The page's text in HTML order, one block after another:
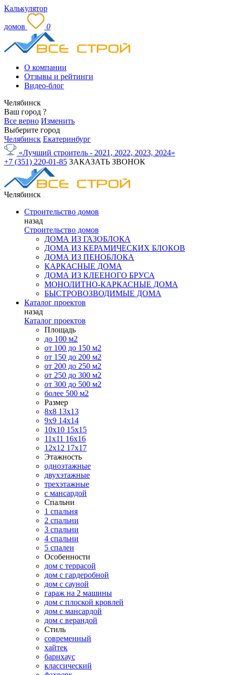
Калькулятор
домов 0
О компании
Отзывы и рейтинги
Видео-блог
Челябинск
Ваш город ?
Все верно Изменить
Выберите город
Челябинск Екатеринбург
«Лучший строитель - 2021, 2022, 2023, 2024»
+7 (351) 220-01-85 ЗАКАЗАТЬ ЗВОНОК
Челябинск
Строительство домов
назад
Строительство домов
ДОМА ИЗ ГАЗОБЛОКА
ДОМА ИЗ КЕРАМИЧЕСКИХ БЛОКОВ
ДОМА ИЗ ПЕНОБЛОКА
КАРКАСНЫЕ ДОМА
ДОМА ИЗ КЛЕЕНОГО БРУСА
МОНОЛИТНО-КАРКАСНЫЕ ДОМА
БЫСТРОВОЗВОДИМЫЕ ДОМА
Каталог проектов
назад
Каталог проектов
Площадь
до 100 м2
от 100 до 150 м2
от 150 до 200 м2
от 200 до 250 м2
от 250 до 300 м2
от 300 до 500 м2
более 500 м2
Размер
8х8 13х13
9х9 14х14
10х10 15х15
11x11 16х16
12х12 17х17
Этажность
одноэтажные
двухэтажные
трехэтажные
с мансардой
Спальни
1 спальня
2 спальни
3 спальни
4 спальни
5 спален
Особенности
дом с террасой
дом с гардеробной
дом с сауной
гараж на 2 машины
дом с плоской кровлей
дом с мансардой
дом с верандой
Стиль
современный
хайтек
барнхаус
классический